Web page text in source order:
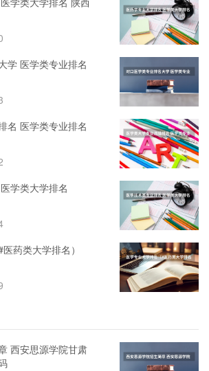
学 医学类专业排名
名 医学类专业排名
学类大学排名
药类大学排名）
西安思源学院甘肃